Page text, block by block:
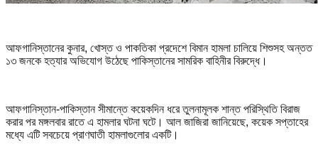
আফগানিস্তানের কুনার, খোস্ত ও পাকতিকা প্রদেশে বিমান হামলা চালিয়ে শিশুসহ অন্তত
১৩ জনকে হত্যার অভিযোগ উঠেছে পাকিস্তানের সামরিক বাহিনীর বিরুদ্ধে।
আফগানিস্তান-পাকিস্তান সীমান্তে কয়েকদিন ধরে তুলনামূলক শান্ত পরিস্থিতি বিরাজ
করার পর মঙ্গলবার রাতে এ হামলার ঘটনা ঘটে। আল জাজিরা জানিয়েছে, কয়েক সপ্তাহের
মধ্যে এটি সবচেয়ে প্রাণঘাতী হামলাগুলোর একটি।